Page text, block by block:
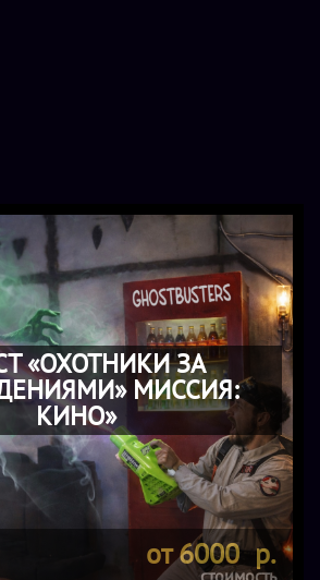
«ОХОТНИКИ ЗА
МИССИЯ:
КИНО»
от 6000 р.
стоимость